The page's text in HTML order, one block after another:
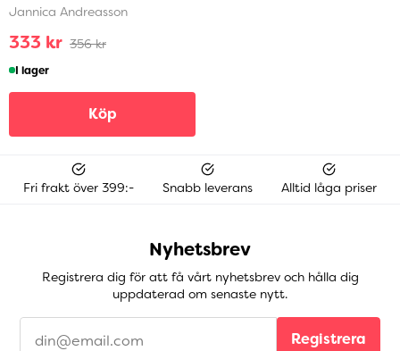
Jannica Andreasson
333 kr 356 kr
I lager
Köp
Fri frakt över 399:- Snabb leverans Alltid låga priser
Nyhetsbrev
Registrera dig för att få vårt nyhetsbrev och hålla dig
uppdaterad om senaste nytt.
Registrera